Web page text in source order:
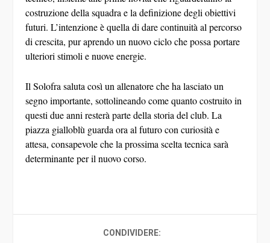
costruzione della squadra e la definizione degli obiettivi
futuri. L’intenzione è quella di dare continuità al percorso
di crescita, pur aprendo un nuovo ciclo che possa portare
ulteriori stimoli e nuove energie.
Il Solofra saluta così un allenatore che ha lasciato un
segno importante, sottolineando come quanto costruito in
questi due anni resterà parte della storia del club. La
piazza gialloblù guarda ora al futuro con curiosità e
attesa, consapevole che la prossima scelta tecnica sarà
determinante per il nuovo corso.
CONDIVIDERE: